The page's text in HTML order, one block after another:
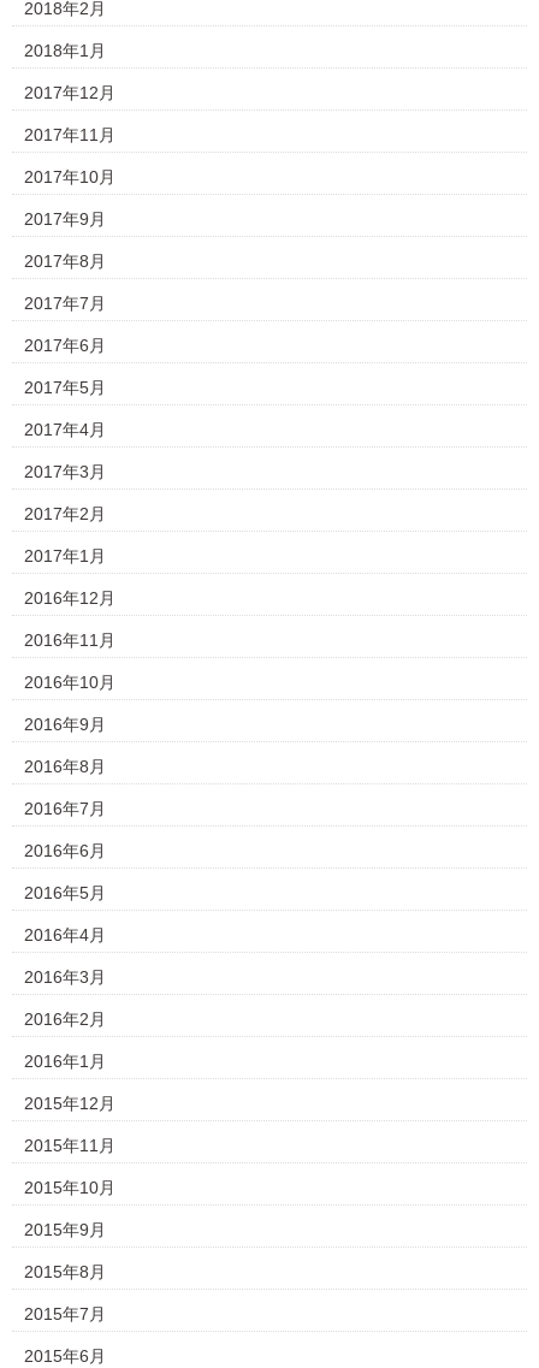
2018年2月
2018年1月
2017年12月
2017年11月
2017年10月
2017年9月
2017年8月
2017年7月
2017年6月
2017年5月
2017年4月
2017年3月
2017年2月
2017年1月
2016年12月
2016年11月
2016年10月
2016年9月
2016年8月
2016年7月
2016年6月
2016年5月
2016年4月
2016年3月
2016年2月
2016年1月
2015年12月
2015年11月
2015年10月
2015年9月
2015年8月
2015年7月
2015年6月